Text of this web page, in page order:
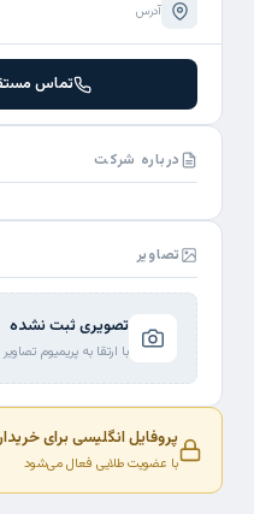
آدرس
تماس
درباره شرکت
تصاویر
تصویری ثبت نشده
با ارتقا به پریمیوم
پروفایل انگلیسی برای
با عضویت طلایی فعال می‌شود